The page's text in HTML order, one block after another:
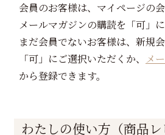
会員のお客様は、マイページの
メールマガジンの購読を「可」
まだ会員でないお客様は、新規
「可」にご選択いただくか、 メ
から登録できます。
わたしの使い方（商品